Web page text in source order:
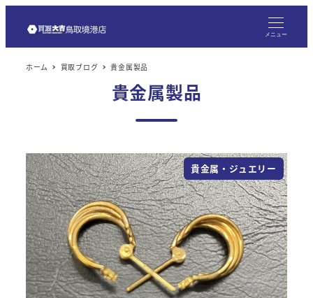
メニュー
ホーム 買取ブログ 貴金属製品
貴金属製品
貴金属・ジュエリー